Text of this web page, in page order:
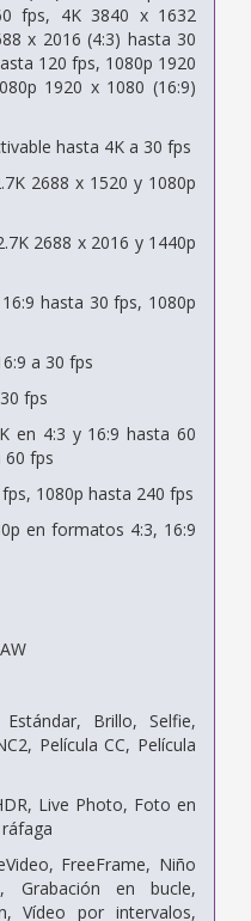
fps, 4K 3840 x 1632
x 2016 (4:3) hasta 30
120 fps, 1080p 1920
1920 x 1080 (16:9)
hasta 4K a 30 fps
2688 x 1520 y 1080p
2688 x 2016 y 1440p
hasta 30 fps, 1080p
a 30 fps
fps
en 4:3 y 16:9 hasta 60
60 fps
1080p hasta 240 fps
en formatos 4:3, 16:9
Brillo, Selfie,
Película CC, Película
Live Photo, Foto en
FreeFrame, Niño
Grabación en bucle,
Vídeo por intervalos,